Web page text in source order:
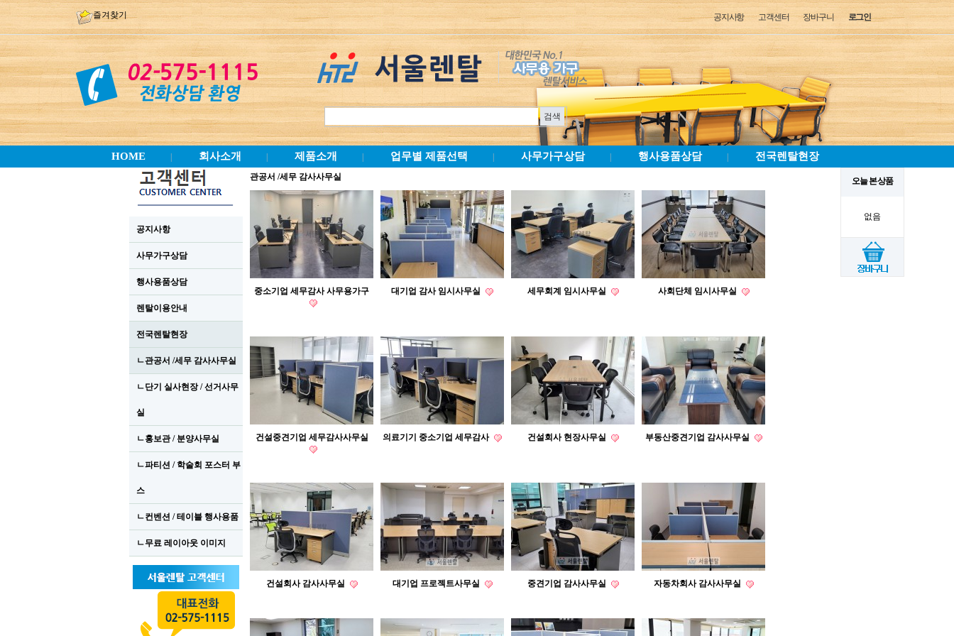
즐겨찾기 로그인
장바구니
고객센터
공지사항
HOME 회사소개 제품소개 업무별 제품선택 사무가구상담 행사용품상담 전국렌탈현장
오늘 본 상품
없음
공지사항
사무가구상담
행사용품상담
렌탈이용안내
전국렌탈현장
ㄴ관공서 /세무 감사사무실
ㄴ단기 실사현장 / 선거사무
실
ㄴ홍보관 / 분양사무실
ㄴ파티션 / 학술회 포스터 부
스
ㄴ컨벤션 / 테이블 행사용품
ㄴ무료 레이아웃 이미지
관공서 /세무 감사사무실
중소기업 세무감사 사무용가구 대기업 감사 임시사무실 세무회계 임시사무실 사회단체 임시사무실
건설중견기업 세무감사사무실 의료기기 중소기업 세무감사 건설회사 현장사무실 부동산중견기업 감사사무실
건설회사 감사사무실 대기업 프로젝트사무실 중견기업 감사사무실 자동차회사 감사사무실